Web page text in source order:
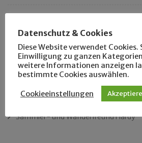
Der Leipziger Schmiedetag von 1904
Rennfahrer in Schönefeld und
Zu Fuß durch Anger-Crottendorf
Sammler- und Wanderfreund Hardy
Datenschutz & Cookies
Diese Website verwendet Cookies.
Einwilligung zu ganzen
weitere Informationen anzeigen
bestimmte Cookies auswählen.
Cookieeinstellungen